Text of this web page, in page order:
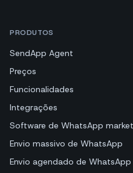
PRODUTOS
SendApp Agent
Preços
Funcionalidades
Integrações
Software de WhatsApp
Envio massivo de WhatsApp
Envio agendado de WhatsApp